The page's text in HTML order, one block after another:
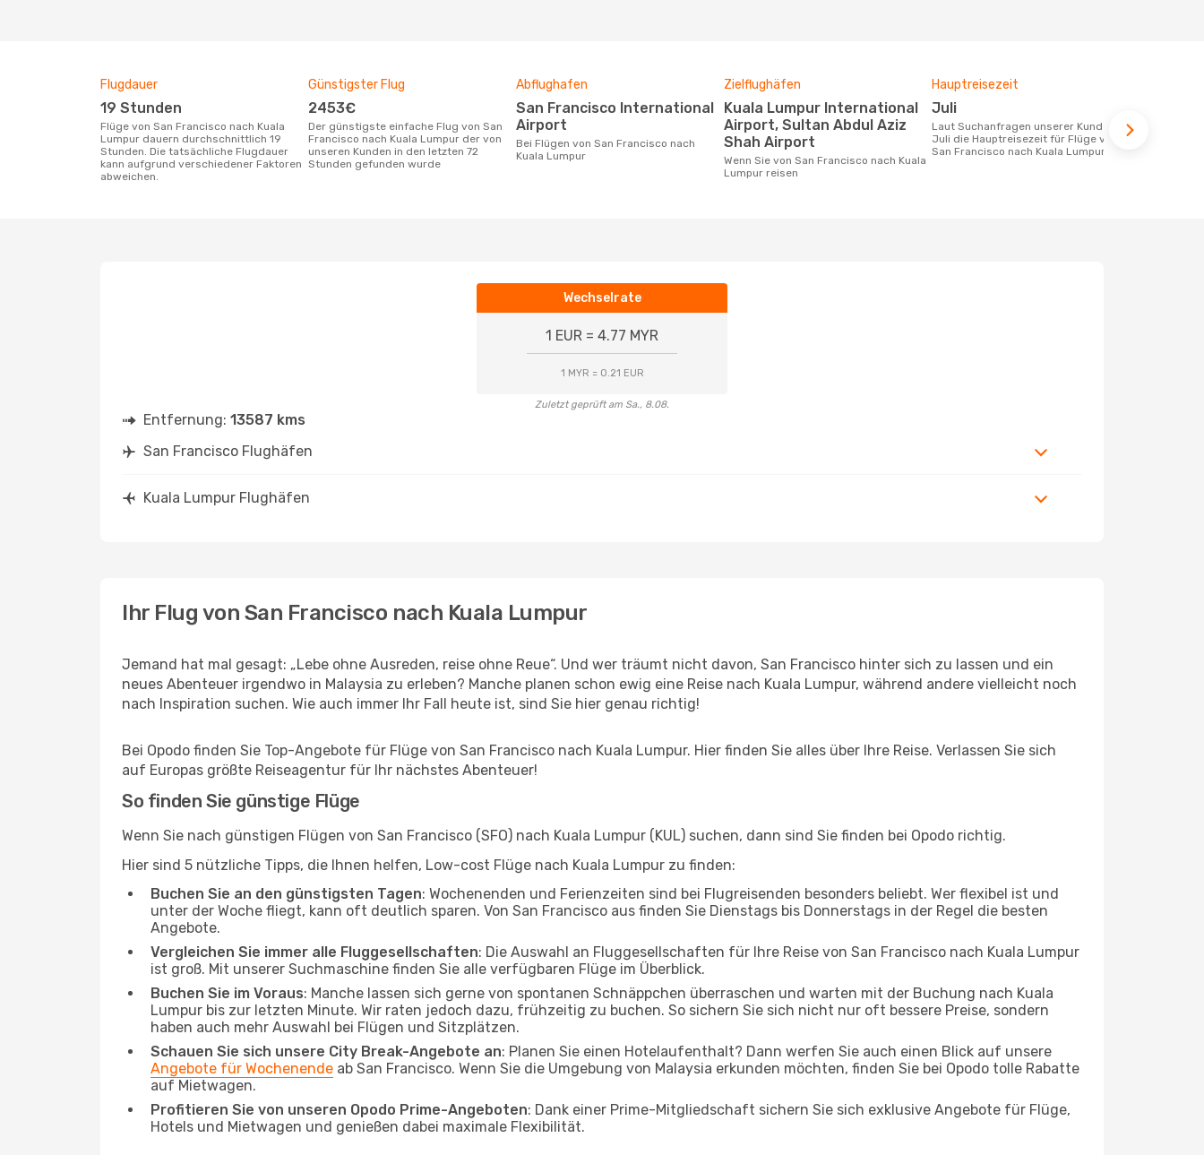
Flugdauer
19 Stunden
Flüge von San Francisco nach Kuala
Lumpur dauern durchschnittlich 19
Stunden. Die tatsächliche Flugdauer
kann aufgrund verschiedener Faktoren
abweichen.
Günstigster Flug
2453€
Der günstigste einfache Flug von San
Francisco nach Kuala Lumpur der von
unseren Kunden in den letzten 72
Stunden gefunden wurde
Abflughafen
San Francisco International
Airport
Bei Flügen von San Francisco nach
Kuala Lumpur
Zielflughäfen
Kuala Lumpur International
Airport, Sultan Abdul Aziz
Shah Airport
Wenn Sie von San Francisco nach Kuala
Lumpur reisen
Hauptreisezeit
Juli
Laut Suchanfragen unserer Kunden ist
Juli die Hauptreisezeit für Flüge von
San Francisco nach Kuala Lumpur
Wechselrate
1 EUR = 4.77 MYR
1 MYR = 0.21 EUR
Zuletzt geprüft am Sa., 8.08.
Entfernung: 13587 kms
San Francisco Flughäfen
Kuala Lumpur Flughäfen
Ihr Flug von San Francisco nach Kuala Lumpur
Jemand hat mal gesagt: „Lebe ohne Ausreden, reise ohne Reue“. Und wer träumt nicht davon, San Francisco hinter sich zu lassen und ein
neues Abenteuer irgendwo in Malaysia zu erleben? Manche planen schon ewig eine Reise nach Kuala Lumpur, während andere vielleicht noch
nach Inspiration suchen. Wie auch immer Ihr Fall heute ist, sind Sie hier genau richtig!
Bei Opodo finden Sie Top-Angebote für Flüge von San Francisco nach Kuala Lumpur. Hier finden Sie alles über Ihre Reise. Verlassen Sie sich
auf Europas größte Reiseagentur für Ihr nächstes Abenteuer!
So finden Sie günstige Flüge
Wenn Sie nach günstigen Flügen von San Francisco (SFO) nach Kuala Lumpur (KUL) suchen, dann sind Sie finden bei Opodo richtig.
Hier sind 5 nützliche Tipps, die Ihnen helfen, Low-cost Flüge nach Kuala Lumpur zu finden:
Buchen Sie an den günstigsten Tagen: Wochenenden und Ferienzeiten sind bei Flugreisenden besonders beliebt. Wer flexibel ist und
unter der Woche fliegt, kann oft deutlich sparen. Von San Francisco aus finden Sie Dienstags bis Donnerstags in der Regel die besten
Angebote.
Vergleichen Sie immer alle Fluggesellschaften: Die Auswahl an Fluggesellschaften für Ihre Reise von San Francisco nach Kuala Lumpur
ist groß. Mit unserer Suchmaschine finden Sie alle verfügbaren Flüge im Überblick.
Buchen Sie im Voraus: Manche lassen sich gerne von spontanen Schnäppchen überraschen und warten mit der Buchung nach Kuala
Lumpur bis zur letzten Minute. Wir raten jedoch dazu, frühzeitig zu buchen. So sichern Sie sich nicht nur oft bessere Preise, sondern
haben auch mehr Auswahl bei Flügen und Sitzplätzen.
Schauen Sie sich unsere City Break-Angebote an: Planen Sie einen Hotelaufenthalt? Dann werfen Sie auch einen Blick auf unsere
Angebote für Wochenende ab San Francisco. Wenn Sie die Umgebung von Malaysia erkunden möchten, finden Sie bei Opodo tolle Rabatte
auf Mietwagen.
Profitieren Sie von unseren Opodo Prime-Angeboten: Dank einer Prime-Mitgliedschaft sichern Sie sich exklusive Angebote für Flüge,
Hotels und Mietwagen und genießen dabei maximale Flexibilität.